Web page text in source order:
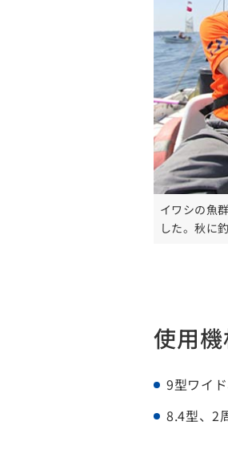
イワシの魚
した。秋に
使用
9型ワイ
8.4型、2